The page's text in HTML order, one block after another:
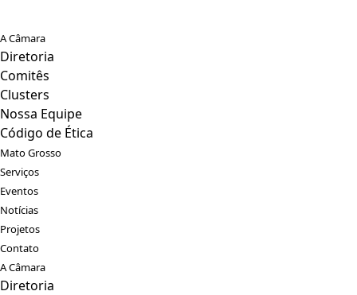
A Câmara
Diretoria
Comitês
Clusters
Nossa Equipe
Código de Ética
Mato Grosso
Serviços
Eventos
Notícias
Projetos
Contato
A Câmara
Diretoria